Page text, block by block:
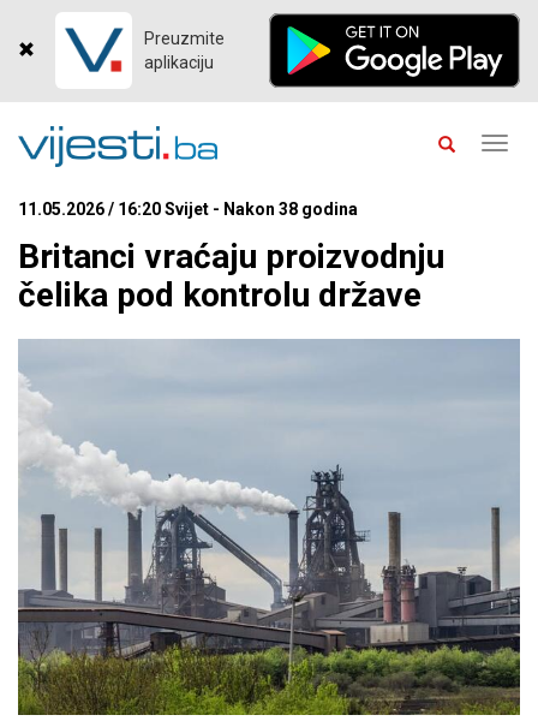
Preuzmite
aplikaciju
11.05.2026 / 16:20 Svijet - Nakon 38 godina
Britanci vraćaju proizvodnju
čelika pod kontrolu države